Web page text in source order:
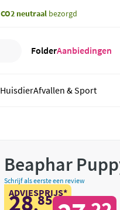
CO2 neutraal bezorgd
FolderAanbiedingen
HuisdierAfvallen & Sport
Beaphar
Schrijf als eerste een review
ADVIESPRIJS*
28,85